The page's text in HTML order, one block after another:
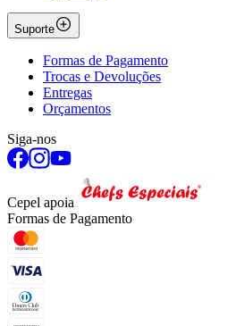
Suporte
Formas de Pagamento
Trocas e Devoluções
Entregas
Orçamentos
Siga-nos
Cepel apoia
Formas de Pagamento